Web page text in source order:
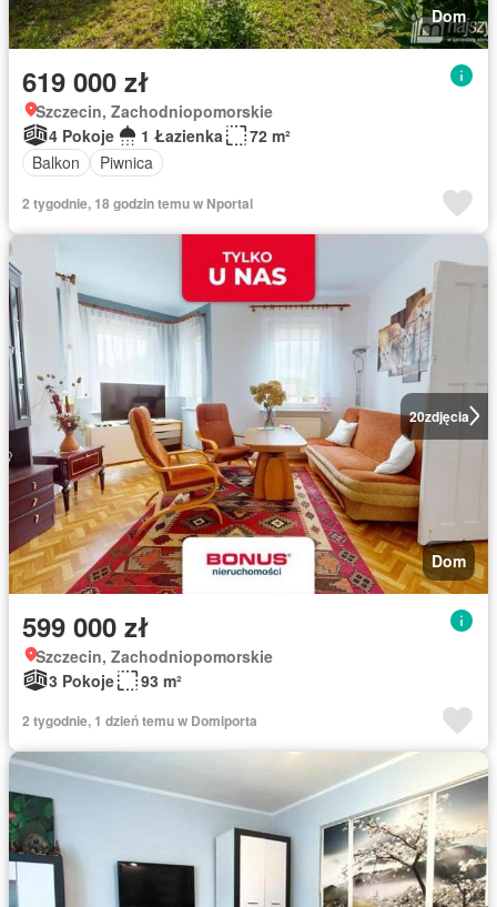
Dom
619 000 zł
Szczecin, Zachodniopomorskie
4 Pokoje
1 Łazienka
72 m²
Balkon
Piwnica
2 tygodnie, 18 godzin temu w Nportal
20zdjęcia
Dom
599 000 zł
Szczecin, Zachodniopomorskie
3 Pokoje
93 m²
2 tygodnie, 1 dzień temu w Domiporta